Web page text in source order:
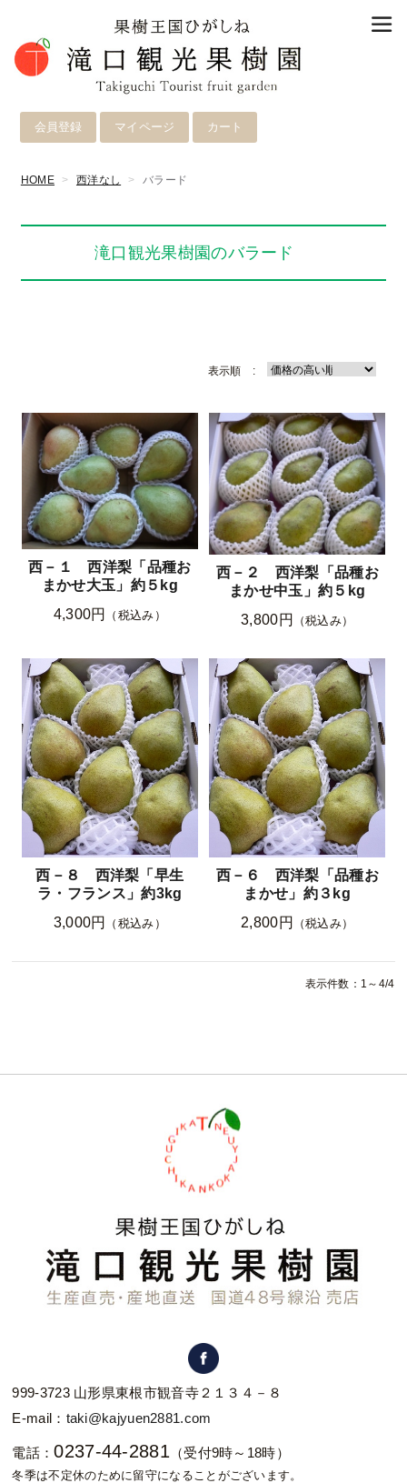
カート
マイページ
会員登録
HOME 西洋なし バラード
滝口観光果樹園のバラード
表示順 :
西－１ 西洋梨「品種お
まかせ大玉」約５kg
4,300円
（税込み）
西－２ 西洋梨「品種お
まかせ中玉」約５kg
3,800円
（税込み）
西－８ 西洋梨「早生
ラ・フランス」約3kg
3,000円
（税込み）
西－６ 西洋梨「品種お
まかせ」約３kg
2,800円
（税込み）
表示件数：1～4/4
999-3723 山形県東根市観音寺２１３４－８
E-mail： taki@kajyuen2881.com
電話：0237-44-2881 （受付9時～18時）
冬季は不定休のために留守になることがございます。